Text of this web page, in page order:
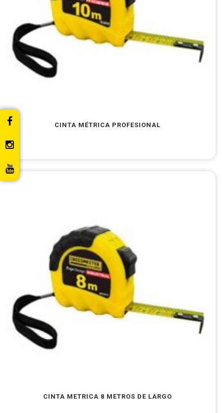
CINTA MÉTRICA PROFESIONAL
CINTA METRICA 8 METROS DE LARGO